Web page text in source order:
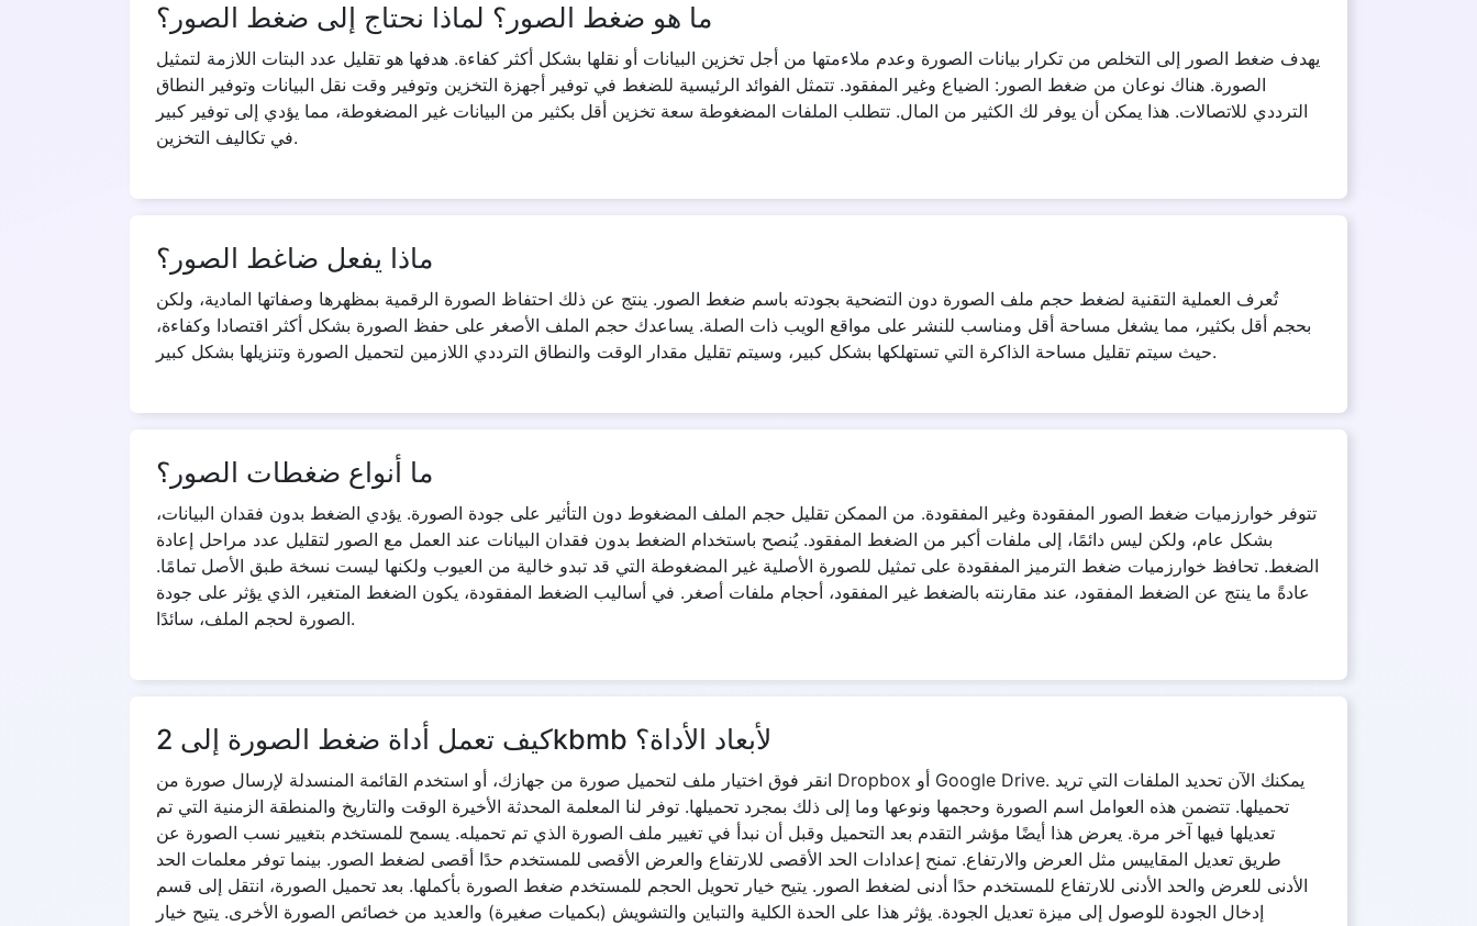
ما هو ضغط الصور؟ لماذا نحتاج إلى ضغط الصور؟
يهدف ضغط الصور إلى التخلص من تكرار بيانات الصورة وعدم ملاءمتها من أجل تخزين البيانات أو نقلها بشكل أكثر كفاءة. هدفها هو تقليل عدد البتات اللازمة لتمثيل
الصورة. هناك نوعان من ضغط الصور: الضياع وغير المفقود. تتمثل الفوائد الرئيسية للضغط في توفير أجهزة التخزين وتوفير وقت نقل البيانات وتوفير النطاق
الترددي للاتصالات. هذا يمكن أن يوفر لك الكثير من المال. تتطلب الملفات المضغوطة سعة تخزين أقل بكثير من البيانات غير المضغوطة، مما يؤدي إلى توفير كبير
في تكاليف التخزين.
ماذا يفعل ضاغط الصور؟
تُعرف العملية التقنية لضغط حجم ملف الصورة دون التضحية بجودته باسم ضغط الصور. ينتج عن ذلك احتفاظ الصورة الرقمية بمظهرها وصفاتها المادية، ولكن
بحجم أقل بكثير، مما يشغل مساحة أقل ومناسب للنشر على مواقع الويب ذات الصلة. يساعدك حجم الملف الأصغر على حفظ الصورة بشكل أكثر اقتصادا وكفاءة،
حيث سيتم تقليل مساحة الذاكرة التي تستهلكها بشكل كبير، وسيتم تقليل مقدار الوقت والنطاق الترددي اللازمين لتحميل الصورة وتنزيلها بشكل كبير.
ما أنواع ضغطات الصور؟
تتوفر خوارزميات ضغط الصور المفقودة وغير المفقودة. من الممكن تقليل حجم الملف المضغوط دون التأثير على جودة الصورة. يؤدي الضغط بدون فقدان البيانات،
بشكل عام، ولكن ليس دائمًا، إلى ملفات أكبر من الضغط المفقود. يُنصح باستخدام الضغط بدون فقدان البيانات عند العمل مع الصور لتقليل عدد مراحل إعادة
الضغط. تحافظ خوارزميات ضغط الترميز المفقودة على تمثيل للصورة الأصلية غير المضغوطة التي قد تبدو خالية من العيوب ولكنها ليست نسخة طبق الأصل تمامًا.
عادةً ما ينتج عن الضغط المفقود، عند مقارنته بالضغط غير المفقود، أحجام ملفات أصغر. في أساليب الضغط المفقودة، يكون الضغط المتغير، الذي يؤثر على جودة
الصورة لحجم الملف، سائدًا.
كيف تعمل أداة ضغط الصورة إلى 2kbmb لأبعاد الأداة؟
انقر فوق اختيار ملف لتحميل صورة من جهازك، أو استخدم القائمة المنسدلة لإرسال صورة من Dropbox أو Google Drive. يمكنك الآن تحديد الملفات التي تريد
تحميلها. تتضمن هذه العوامل اسم الصورة وحجمها ونوعها وما إلى ذلك بمجرد تحميلها. توفر لنا المعلمة المحدثة الأخيرة الوقت والتاريخ والمنطقة الزمنية التي تم
تعديلها فيها آخر مرة. يعرض هذا أيضًا مؤشر التقدم بعد التحميل وقبل أن نبدأ في تغيير ملف الصورة الذي تم تحميله. يسمح للمستخدم بتغيير نسب الصورة عن
طريق تعديل المقاييس مثل العرض والارتفاع. تمنح إعدادات الحد الأقصى للارتفاع والعرض الأقصى للمستخدم حدًا أقصى لضغط الصور. بينما توفر معلمات الحد
الأدنى للعرض والحد الأدنى للارتفاع للمستخدم حدًا أدنى لضغط الصور. يتيح خيار تحويل الحجم للمستخدم ضغط الصورة بأكملها. بعد تحميل الصورة، انتقل إلى قسم
إدخال الجودة للوصول إلى ميزة تعديل الجودة. يؤثر هذا على الحدة الكلية والتباين والتشويش (بكميات صغيرة) والعديد من خصائص الصورة الأخرى. يتيح خيار